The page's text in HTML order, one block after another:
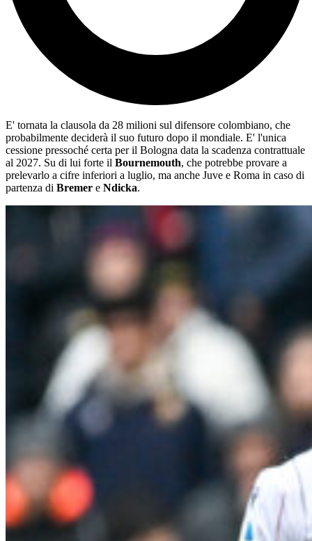
E' tornata la clausola da 28 milioni sul difensore colombiano, che
probabilmente deciderà il suo futuro dopo il mondiale. E' l'unica
cessione pressoché certa per il Bologna data la scadenza contrattuale
al 2027. Su di lui forte il Bournemouth, che potrebbe provare a
prelevarlo a cifre inferiori a luglio, ma anche Juve e Roma in caso di
partenza di Bremer e Ndicka.